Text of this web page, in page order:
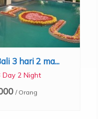
3 hari 2 ma...
Day 2 Night
/ Orang